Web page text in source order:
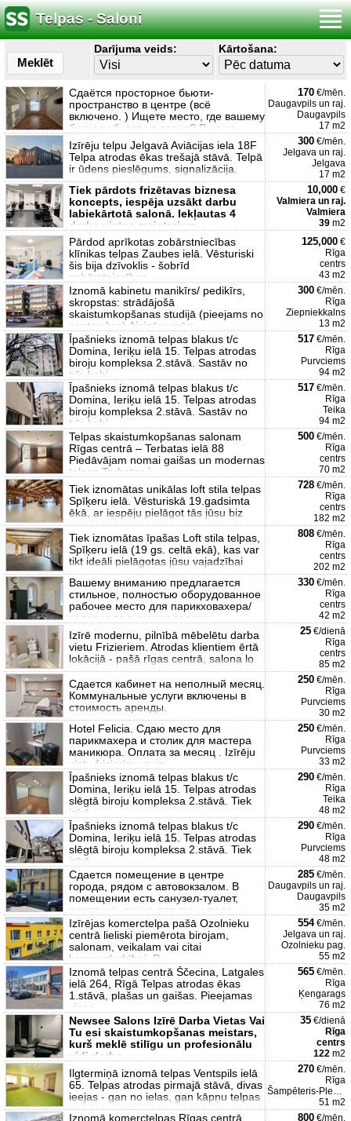
Telpas - Saloni
Meklēt
Darījuma veids: Kārtošana:
Сдаётся просторное бьюти-
пространство в центре (всё
включено. ) Ищете место, где вашему
бизнесу будет не тесно? В наше
170 €/mēn.
Daugavpils un raj.
Daugavpils
17 m2
Izīrēju telpu Jelgavā Aviācijas iela 18F
Telpa atrodas ēkas trešajā stāvā. Telpā
ir ūdens pieslēgums, signalizācija.
300 €/mēn.
Jelgava un raj.
Jelgava
17 m2
Tiek pārdots frizētavas biznesa
koncepts, iespēja uzsākt darbu
labiekārtotā salonā. Iekļautas 4
darba vietas meistariem,
10,000 €
Valmiera un raj.
Valmiera
39 m2
Pārdod aprīkotas zobārstniecības
klīnikas telpas Zaubes ielā. Vēsturiski
šis bija dzīvoklis - šobrīd
zobārstniecības
125,000 €
Rīga
centrs
43 m2
Iznomā kabinetu manikīrs/ pedikīrs,
skropstas: strādājošā
skaistumkopšanas studijā (pieejams no
septembra) Aicinām mūsu
300 €/mēn.
Rīga
Ziepniekkalns
13 m2
Īpašnieks iznomā telpas blakus t/c
Domina, Ieriķu ielā 15. Telpas atrodas
biroju kompleksa 2.stāvā. Sastāv no
trīs kabi
517 €/mēn.
Rīga
Purvciems
94 m2
Īpašnieks iznomā telpas blakus t/c
Domina, Ieriķu ielā 15. Telpas atrodas
biroju kompleksa 2.stāvā. Sastāv no
trīs kabi
517 €/mēn.
Rīga
Teika
94 m2
Telpas skaistumkopšanas salonam
Rīgas centrā – Terbatas ielā 88
Piedāvājam nomai gaišas un modernas
telpas Terbatas i
500 €/mēn.
Rīga
centrs
70 m2
Tiek iznomātas unikālas loft stila telpas
Spīķeru ielā. Vēsturiskā 19.gadsimta
ēkā, ar iespēju pielāgot tās jūsu biz
728 €/mēn.
Rīga
centrs
182 m2
Tiek iznomātas īpašas Loft stila telpas,
Spīķeru ielā (19 gs. celtā ekā), kas var
tikt ideāli pielāgotas jūsu vajadzībai
808 €/mēn.
Rīga
centrs
202 m2
Вашему вниманию предлагается
стильное, полностью оборудованное
рабочее место для парикховахера/
колорис та в самом сердце
330 €/mēn.
Rīga
centrs
42 m2
Izīrē modernu, pilnībā mēbelētu darba
vietu Frizieriem. Atrodas klientiem ērtā
lokācijā - pašā rīgas centrā, salona lo
25 €/dienā
Rīga
centrs
85 m2
Сдается кабинет на неполный месяц.
Коммунальные услуги включены в
стоимость аренды.
250 €/mēn.
Rīga
Purvciems
30 m2
Hotel Felicia. Сдаю место для
парикмахера и столик для мастера
маникюра. Оплата за месяц . Izīrēju
vietu frizierim un ga
250 €/mēn.
Rīga
Purvciems
33 m2
Īpašnieks iznomā telpas blakus t/c
Domina, Ieriķu ielā 15. Telpas atrodas
slēgtā biroju kompleksa 2.stāvā. Tiek
izīrē
290 €/mēn.
Rīga
Teika
48 m2
Īpašnieks iznomā telpas blakus t/c
Domina, Ieriķu ielā 15. Telpas atrodas
slēgtā biroju kompleksa 2.stāvā. Tiek
izīrē
290 €/mēn.
Rīga
Purvciems
48 m2
Сдается помещение в центре
города, рядом с автовокзалом. В
помещении есть санузел-туалет,
раковина, сушка для рук и подс
285 €/mēn.
Daugavpils un raj.
Daugavpils
35 m2
Izīrējas komerctelpa pašā Ozolnieku
centrā lieliski piemērota birojam,
salonam, veikalam vai citai
komercdarbībai. P
554€/mēn.
Jelgava un raj.
Ozolnieku pag.
55 m2
Iznomā telpas centrā Ščecina, Latgales
ielā 264, Rīgā Telpas atrodas ēkas
1.stāvā, plašas un gaišas. Pieejamas
visas
565 €/mēn.
Rīga
Ķengarags
76 m2
Newsee Salons Izīrē Darba Vietas Vai
Tu esi skaistumkopšanas meistars,
kurš meklē stilīgu un profesionālu
vidi darba
35 €/dienā
Rīga
centrs
122 m2
Ilgtermiņā iznomā telpas Ventspils ielā
65. Telpas atrodas pirmajā stāvā, divas
ieejas - gan no ielas, gan kāpņu telpas
270 €/mēn.
Rīga
Šampēteris-Pleskodāle
51 m2
Iznomā komerctelpas Rīgas centrā,
800 €/mēn.